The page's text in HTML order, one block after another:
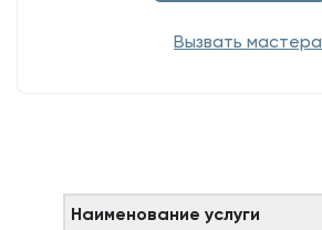
Вызвать мастера
Наименование услуги